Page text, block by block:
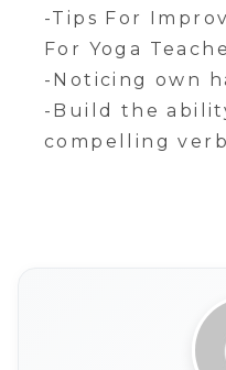
-Tips For
For Yoga
-Noticing own
-Build the
compelling